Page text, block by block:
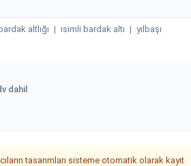
altlığı | isimli bardak altı | yılbaşı
dahil
tasarımları sisteme otomatik olarak kayıt